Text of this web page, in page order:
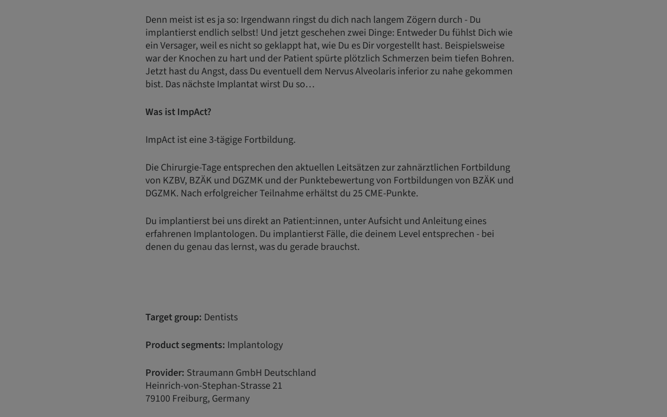
Denn meist ist es ja so: Irgendwann ringst du dich nach langem Zögern durch - Du
implantierst endlich selbst! Und jetzt geschehen zwei Dinge: Entweder Du fühlst Dich wie
ein Versager, weil es nicht so geklappt hat, wie Du es Dir vorgestellt hast. Beispielsweise
war der Knochen zu hart und der Patient spürte plötzlich Schmerzen beim tiefen Bohren.
Jetzt hast du Angst, dass Du eventuell dem Nervus Alveolaris inferior zu nahe gekommen
bist. Das nächste Implantat wirst Du so…
Was ist ImpAct?
ImpAct ist eine 3-tägige Fortbildung.
Die Chirurgie-Tage entsprechen den aktuellen Leitsätzen zur zahnärztlichen Fortbildung
von KZBV, BZÄK und DGZMK und der Punktebewertung von Fortbildungen von BZÄK und
DGZMK. Nach erfolgreicher Teilnahme erhältst du 25 CME-Punkte.
Du implantierst bei uns direkt an Patient:innen, unter Aufsicht und Anleitung eines
erfahrenen Implantologen. Du implantierst Fälle, die deinem Level entsprechen - bei
denen du genau das lernst, was du gerade brauchst.
Target group: Dentists
Product segments: Implantology
Provider: Straumann GmbH Deutschland
Heinrich-von-Stephan-Strasse 21
79100 Freiburg, Germany